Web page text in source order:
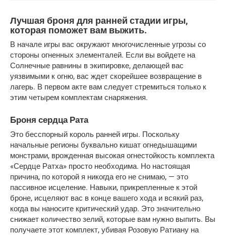
Лучшая броня для ранней стадии игры,
которая поможет вам выжить.
В начале игры вас окружают многочисленные угрозы со
стороны огненных элементалей. Если вы войдете на
Солнечные равнины в экипировке, делающей вас
уязвимыми к огню, вас ждет скорейшее возвращение в
лагерь. В первом акте вам следует стремиться только к
этим четырем комплектам снаряжения.
Броня сердца Рата
Это бесспорный король ранней игры. Поскольку
начальные регионы буквально кишат огнедышащими
монстрами, врожденная высокая огнестойкость комплекта
«Сердце Ратха» просто необходима. Но настоящая
причина, по которой я никогда его не снимаю, — это
пассивное исцеление. Навыки, прикрепленные к этой
броне, исцеляют вас в конце вашего хода и всякий раз,
когда вы наносите критический удар. Это значительно
снижает количество зелий, которые вам нужно выпить. Вы
получаете этот комплект, убивая Розовую Ратиану на